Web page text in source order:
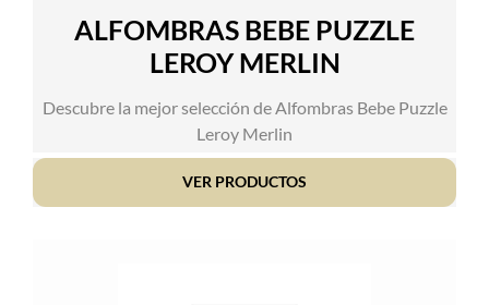
ALFOMBRAS BEBE PUZZLE
LEROY MERLIN
Descubre la mejor selección de Alfombras Bebe Puzzle
Leroy Merlin
VER PRODUCTOS